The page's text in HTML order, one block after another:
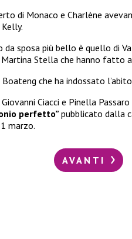
di Monaco e Charlène
da sposa più bello è quello di
Stella che hanno fatto
che ha indossato
Ciacci e Pinella Passaro
perfetto” pubblicato dalla
marzo.
AVANTI